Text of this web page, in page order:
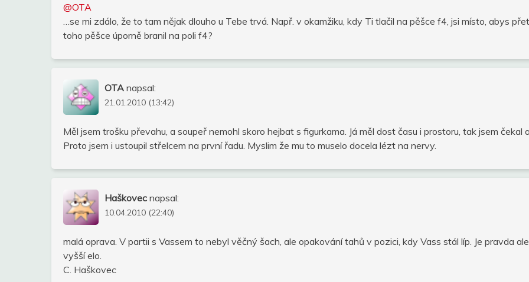
@OTA
…se mi zdálo, že to tam nějak dlouho u Tebe trvá. Např. v okamžiku, kdy Ti tlačil na pěšce f4, jsi místo, abys
toho pěšce úporně branil na poli f4?
OTA napsal:
21.01.2010 (13:42)
Měl jsem trošku převahu, a soupeř nemohl skoro hejbat s figurkama. Já měl dost času i prostoru, tak jsem
Proto jsem i ustoupil střelcem na první řadu. Myslim že mu to muselo docela lézt na nervy.
Haškovec napsal:
10.04.2010 (22:40)
malá oprava. V partii s Vassem to nebyl věčný šach, ale opakování tahů v pozici, kdy Vass stál líp. Je pravda
vyšší elo.
C. Haškovec